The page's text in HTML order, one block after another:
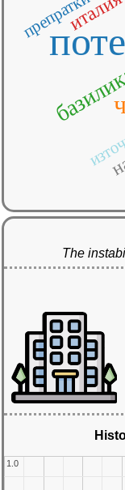
италия
препратки
The
1.0
1.0